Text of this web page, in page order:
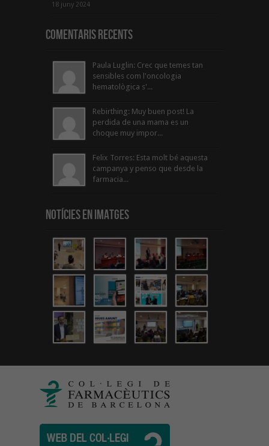
18 juny 2024
Comentaris Recents
Paula Luglin: Crec que temes tan
sensibles com l'oncologia
hematològica s'...
Rebirthing: Muy buen post! La
perdida de una mama es un
choque muy impor...
Felix Torres: Esta molt bé aquesta
campanya y penso que desde la
farmacia...
Notícies en Imatges